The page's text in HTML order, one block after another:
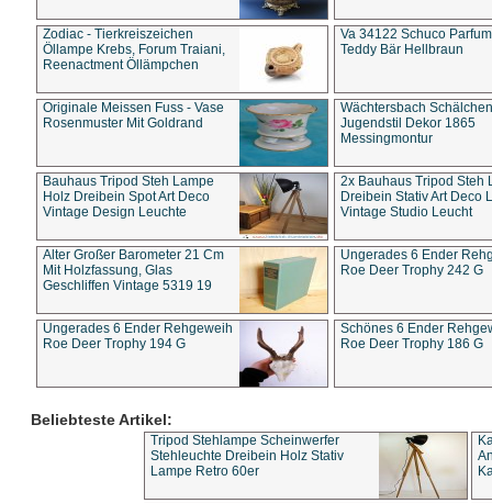
Zodiac - Tierkreiszeichen
Öllampe Krebs, Forum Traiani,
Reenactment Öllämpchen
Va 34122 Schuco
Teddy Bär Hellbraun
Originale Meissen Fuss - Vase
Rosenmuster Mit Goldrand
Wächtersbach Schälchen
Jugendstil Dekor 1865
Messingmontur
Bauhaus Tripod Steh Lampe
Holz Dreibein Spot Art Deco
Vintage Design Leuchte
2x Bauhaus Tripod Steh
Dreibein Stativ Art Deco
Vintage Studio Leucht
Alter Großer Barometer 21 Cm
Mit Holzfassung, Glas
Geschliffen Vintage 5319 19
Ungerades 6 Ender
Roe Deer Trophy 242 G
Ungerades 6 Ender Rehgeweih
Roe Deer Trophy 194 G
Schönes 6 Ender
Roe Deer Trophy 186 G
Beliebteste Artikel:
Tripod Stehlampe Scheinwerfer
Stehleuchte Dreibein Holz Stativ
Lampe Retro 60er